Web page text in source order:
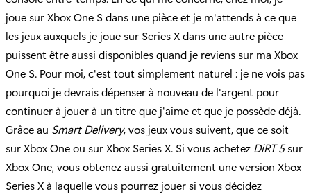
joue sur Xbox One S dans une pièce et je m'attends à ce que
les jeux auxquels je joue sur Series X dans une autre pièce
puissent être aussi disponibles quand je reviens sur ma Xbox
One S. Pour moi, c'est tout simplement naturel : je ne vois pas
pourquoi je devrais dépenser à nouveau de l'argent pour
continuer à jouer à un titre que j'aime et que je possède déjà.
Grâce au Smart Delivery, vos jeux vous suivent, que ce soit
sur Xbox One ou sur Xbox Series X. Si vous achetez DiRT 5sur
Xbox One, vous obtenez aussi gratuitement une version Xbox
Series X à laquelle vous pourrez jouer si vous décidez